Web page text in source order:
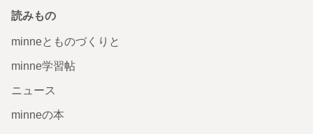
読みもの
minneとものづくりと
minne学習帖
ニュース
minneの本